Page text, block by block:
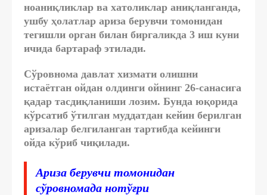
ноаниқликлар ва хатоликлар аниқланганда,
ушбу ҳолатлар ариза берувчи томонидан
тегишли орган билан биргаликда 3 иш куни
ичида бартараф этилади.
Сўровнома давлат хизмати олишни
истаётган ойдан олдинги ойнинг 26-санасига
қадар тасдиқланиши лозим. Бунда юқорида
кўрсатиб ўтилган муддатдан кейин берилган
аризалар белгиланган тартибда кейинги
ойда кўриб чиқилади.
Ариза берувчи томонидан
сўровномада нотўғри